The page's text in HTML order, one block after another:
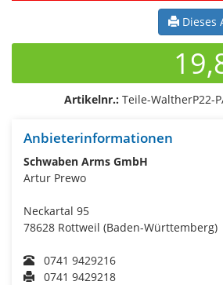
Dieses
Artikelnr.: Teile-WaltherP22-
Anbieterinformationen
Schwaben Arms GmbH
Artur Prewo
Neckartal 95
78628 Rottweil (Baden-Württemberg)
0741 9429216
0741 9429218